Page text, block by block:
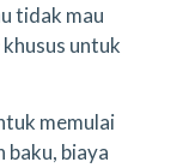
tidak mau
khusus untuk
memulai
baku, biaya